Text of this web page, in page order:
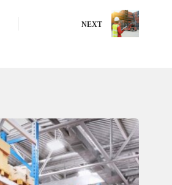
NEXT